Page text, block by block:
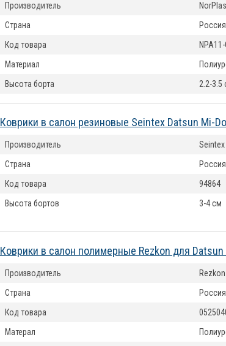
Производитель
Страна
Россия
Код товара
Материал
Высота борта
2.2-3.5
Коврики в cалон резиновые Seintex Datsun Mi-
Производитель
Seintex
Страна
Россия
Код товара
94864
Высота бортов
3-4 см
Коврики в салон полимерные Rezkon для
Производитель
Rezkon
Страна
Россия
Код товара
Матерал